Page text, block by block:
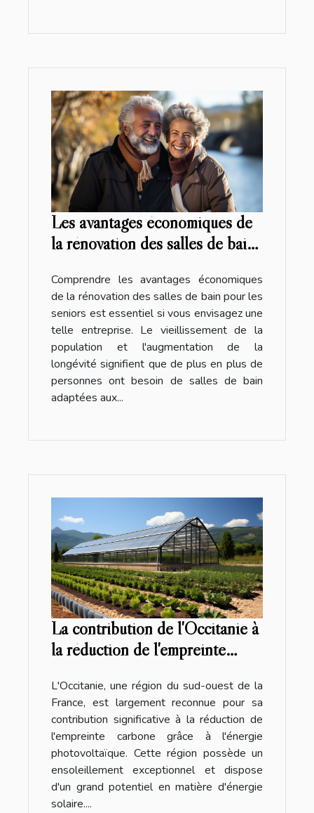
Les avantages économiques de
la rénovation des salles de bain
Comprendre les avantages économiques
de la rénovation des salles de bain pour les
seniors est essentiel si vous envisagez une
telle entreprise. Le vieillissement de la
population et l'augmentation de la
longévité signifient que de plus en plus de
personnes ont besoin de salles de bain
adaptées aux...
La contribution de l'Occitanie à
la réduction de l'empreinte
photovoltaïque
L'Occitanie, une région du sud-ouest de la
France, est largement reconnue pour sa
contribution significative à la réduction de
l'empreinte carbone grâce à l'énergie
photovoltaïque. Cette région possède un
ensoleillement exceptionnel et dispose
d'un grand potentiel en matière d'énergie
solaire....